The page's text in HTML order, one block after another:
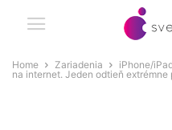
Home Zariadenia iPhone/
na internet. Jeden odtieň extrémne